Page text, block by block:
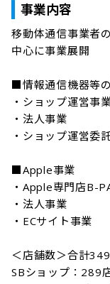
事業内容
移動体通信事業者
中心に事業展開
■情報通信機器等の
・ショップ運営事
・法人事業
・ショップ運営委
■Apple事業
・Apple専門店B-
・法人事業
・ECサイト事業
＜店舗数＞合計
SBショップ：289